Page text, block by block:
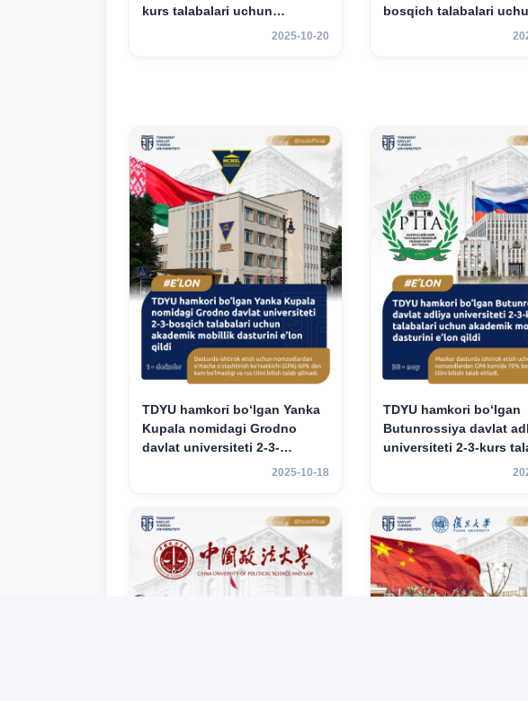
kurs talabalari uchun
akademik mobillik dasturini
2025-10-20
bosqich talabalari
akademik mobillik
TDYU hamkori bo‘lgan Yanka
Kupala nomidagi Grodno
davlat universiteti 2-3-
bosqich talabalari uchun2025-10-18
TDYU hamkori bo‘lgan
Butunrossiya davlat
universiteti 2-3-kurs
uchun akademik